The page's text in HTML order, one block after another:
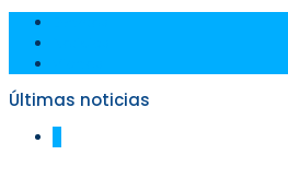
Últimas noticias